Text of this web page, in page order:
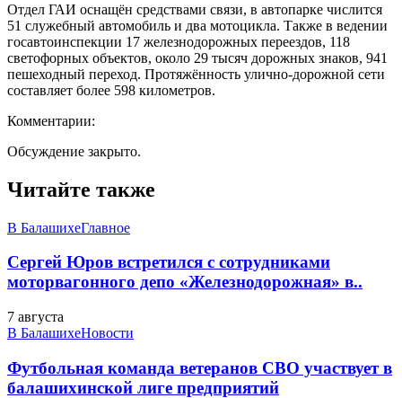
Отдел ГАИ оснащён средствами связи, в автопарке числится
51 служебный автомобиль и два мотоцикла. Также в ведении
госавтоинспекции 17 железнодорожных переездов, 118
светофорных объектов, около 29 тысяч дорожных знаков, 941
пешеходный переход. Протяжённость улично-дорожной сети
составляет более 598 километров.
Комментарии:
Обсуждение закрыто.
Читайте также
В БалашихеГлавное
Сергей Юров встретился с сотрудниками
моторвагонного депо «Железнодорожная» в..
7 августа
В БалашихеНовости
Футбольная команда ветеранов СВО участвует в
балашихинской лиге предприятий